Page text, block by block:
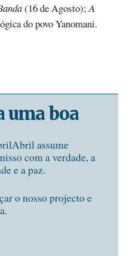
(16 de Agosto);A
do povo Yanomani.
uma boa
assume
com a verdade, a
e a paz.
o nosso projecto e